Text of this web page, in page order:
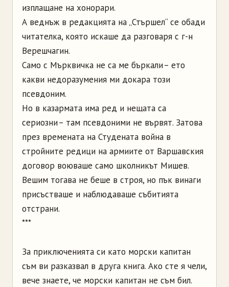
изплащане на хонорари.
А веднъж в редакцията на „Стършел“ се обади
читателка, която искаше да разговаря с г-н
Верешчагин.
Само с Мърквичка не са ме бъркали – ето
какви недоразумения ми докара този
псевдоним.
Но в казармата има ред и нещата са
сериозни – там псевдоними не вървят. Затова
през времената на Студената война в
стройните редици на армиите от Варшавския
договор воюваше само школникът Мишев.
Вешим тогава не беше в строя, но пък винаги
присъстваше и наблюдаваше събитията
отстрани.
***
За приключенията си като морски капитан
съм ви разказвал в друга книга. Ако сте я чели,
вече знаете, че морски капитан не съм бил.